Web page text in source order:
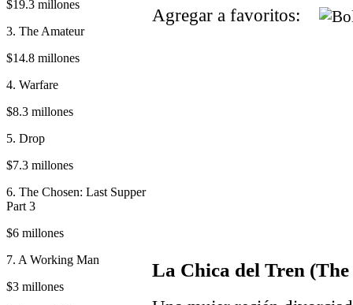
$19.3 millones
3. The Amateur
$14.8 millones
4. Warfare
$8.3 millones
5. Drop
$7.3 millones
6. The Chosen: Last Supper
Part 3
$6 millones
7. A Working Man
$3 millones
Agregar a favoritos:
La Chica del Tren